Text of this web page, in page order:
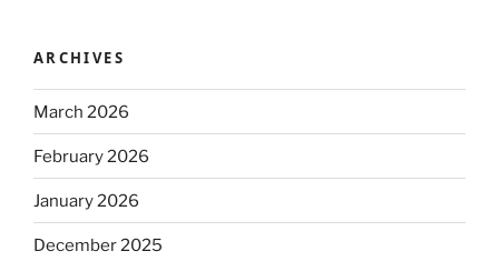
ARCHIVES
March 2026
February 2026
January 2026
December 2025